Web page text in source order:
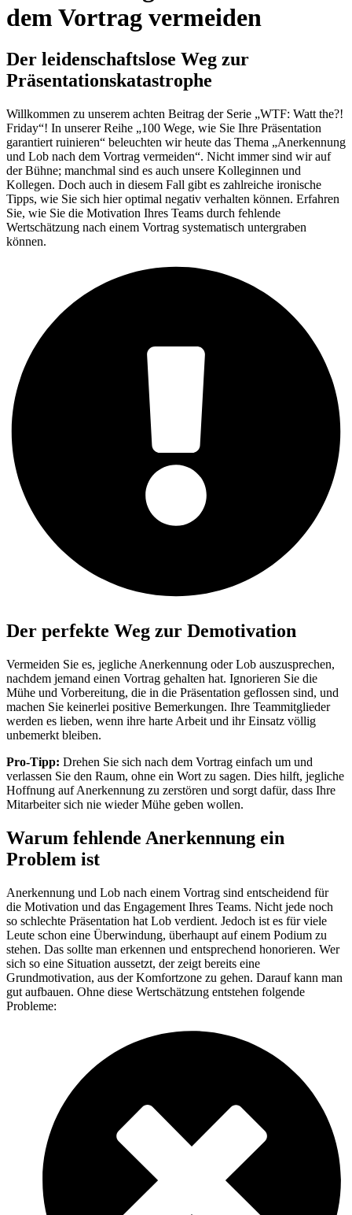
dem Vortrag vermeiden
Der leiden­schafts­lose Weg zur
Präsentations­katastrophe
Willkommen zu unserem achten Beitrag der Serie „WTF: Watt the?!
Friday“! In unserer Reihe „100 Wege, wie Sie Ihre Präsentation
garantiert ruinieren“ beleuchten wir heute das Thema „Anerkennung
und Lob nach dem Vortrag vermeiden“. Nicht immer sind wir auf
der Bühne; manchmal sind es auch unsere Kolleginnen und
Kollegen. Doch auch in diesem Fall gibt es zahlreiche ironische
Tipps, wie Sie sich hier optimal negativ verhalten können. Erfahren
Sie, wie Sie die Motivation Ihres Teams durch fehlende
Wertschätzung nach einem Vortrag systematisch untergraben
können.
Der perfekte Weg zur Demotivation
Vermeiden Sie es, jegliche Anerkennung oder Lob auszusprechen,
nachdem jemand einen Vortrag gehalten hat. Ignorieren Sie die
Mühe und Vorbereitung, die in die Präsentation geflossen sind, und
machen Sie keinerlei positive Bemerkungen. Ihre Teammitglieder
werden es lieben, wenn ihre harte Arbeit und ihr Einsatz völlig
unbemerkt bleiben.
Pro-Tipp: Drehen Sie sich nach dem Vortrag einfach um und
verlassen Sie den Raum, ohne ein Wort zu sagen. Dies hilft, jegliche
Hoffnung auf Anerkennung zu zerstören und sorgt dafür, dass Ihre
Mitarbeiter sich nie wieder Mühe geben wollen.
Warum fehlende Anerkennung ein
Problem ist
Anerkennung und Lob nach einem Vortrag sind entscheidend für
die Motivation und das Engagement Ihres Teams. Nicht jede noch
so schlechte Präsentation hat Lob verdient. Jedoch ist es für viele
Leute schon eine Überwindung, überhaupt auf einem Podium zu
stehen. Das sollte man erkennen und entsprechend honorieren. Wer
sich so eine Situation aussetzt, der zeigt bereits eine
Grundmotivation, aus der Komfortzone zu gehen. Darauf kann man
gut aufbauen. Ohne diese Wertschätzung entstehen folgende
Probleme: